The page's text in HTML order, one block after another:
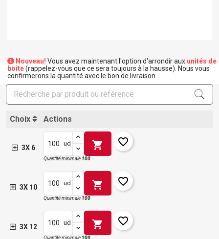
Nouveau! Vous avez maintenant l'option d'arrondir aux unités de
boîte(rappelez-vous que ce sera toujours à la hausse). Nous vous
confirmerons la quantité avec le bon de livraison.
Choix Actions
3X 6
ud shopping_cart favorite_border
Quantité minimale 100
3X 10
ud shopping_cart favorite_border
Quantité minimale 100
3X 12
ud shopping_cart favorite_border
Quantité minimale 100